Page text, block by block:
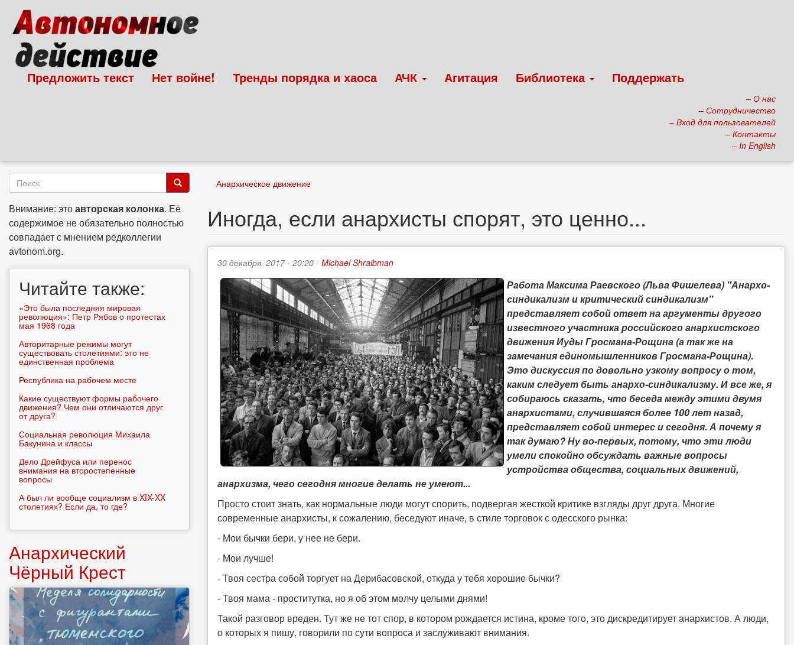
основному
содержанию
Предложить текст Нет войне! Тренды порядка и хаоса АЧК Агитация Библиотека Поддержать
– О нас
– Сотрудничество
– Вход для пользователей
– Контакты
– In English
Анархическое движение
Иногда, если анархисты спорят, это ценно...
30 декабря, 2017 - 20:20 - Michael Shraibman
Работа Максима Раевского (Льва Фишелева) "Анархо-
синдикализм и критический синдикализм"
представляет собой ответ на аргументы другого
известного участника российского анархистского
движения Иуды Гросмана-Рощина (а так же на
замечания единомышленников Гросмана-Рощина).
Это дискуссия по довольно узкому вопросу о том,
каким следует быть анархо-синдикализму. И все же, я
собираюсь сказать, что беседа между этими двумя
анархистами, случившаяся более 100 лет назад,
представляет собой интерес и сегодня. А почему я
так думаю? Ну во-первых, потому, что эти люди
умели спокойно обсуждать важные вопросы
устройства общества, социальных движений,
анархизма, чего сегодня многие делать не умеют...
Просто стоит знать, как нормальные люди могут спорить, подвергая жесткой критике взгляды друг друга. Многие
современные анархисты, к сожалению, беседуют иначе, в стиле торговок с одесского рынка:
- Мои бычки бери, у нее не бери.
- Мои лучше!
- Твоя сестра собой торгует на Дерибасовской, откуда у тебя хорошие бычки?
- Твоя мама - проститутка, но я об этом молчу целыми днями!
Такой разговор вреден. Тут же не тот спор, в котором рождается истина, кроме того, это дискредитирует анархистов. А люди,
о которых я пишу, говорили по сути вопроса и заслуживают внимания.
Форма
поиска
Внимание: этоавторская колонка. Её
содержимое не обязательно полностью
совпадает с мнением редколлегии
avtonom.org.
Читайте также:
«Это была последняя мировая
революция»: Петр Рябов о протестах
мая 1968 года
Авторитарные режимы могут
существовать столетиями: это не
единственная проблема
Республика на рабочем месте
Какие существуют формы рабочего
движения? Чем они отличаются друг
от друга?
Социальная революция Михаила
Бакунина и классы
Дело Дрейфуса или перенос
внимания на второстепенные
вопросы
А был ли вообще социализм в XIX-XX
столетиях? Если да, то где?
Анархический
Чёрный Крест